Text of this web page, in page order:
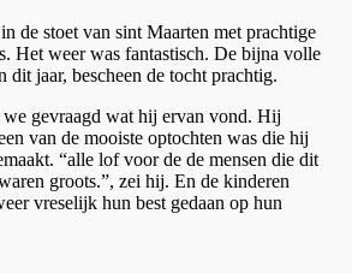
de stoet van sint Maarten met prachtige
Het weer was fantastisch. De bijna volle
dit jaar, bescheen de tocht prachtig.
we gevraagd wat hij ervan vond. Hij
van de mooiste optochten was die hij
“alle lof voor de de mensen die dit
groots.”, zei hij. En de kinderen
vreselijk hun best gedaan op hun